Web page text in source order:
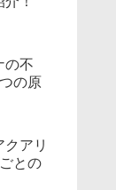
の不
の原
アリ
との